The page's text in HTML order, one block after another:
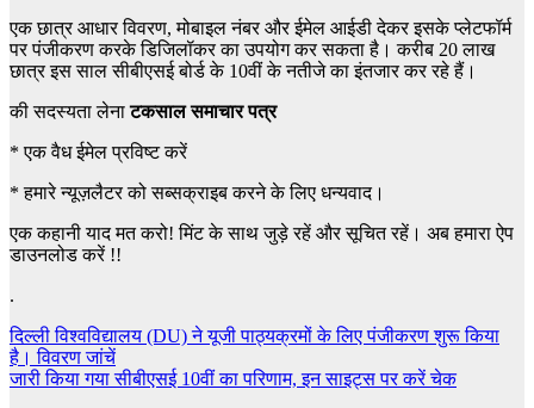
एक छात्र आधार विवरण, मोबाइल नंबर और ईमेल आईडी देकर इसके प्लेटफॉर्म
पर पंजीकरण करके डिजिलॉकर का उपयोग कर सकता है। करीब 20 लाख
छात्र इस साल सीबीएसई बोर्ड के 10वीं के नतीजे का इंतजार कर रहे हैं।
की सदस्यता लेनाटकसाल समाचार पत्र
* एक वैध ईमेल प्रविष्ट करें
* हमारे न्यूज़लैटर को सब्सक्राइब करने के लिए धन्यवाद।
एक कहानी याद मत करो! मिंट के साथ जुड़े रहें और सूचित रहें। अब हमारा ऐप
डाउनलोड करें !!
.
Post
navigation
दिल्ली विश्वविद्यालय (DU) ने यूजी पाठ्यक्रमों के लिए पंजीकरण शुरू किया
है। विवरण जांचें
जारी किया गया सीबीएसई 10वीं का परिणाम, इन साइट्स पर करें चेक